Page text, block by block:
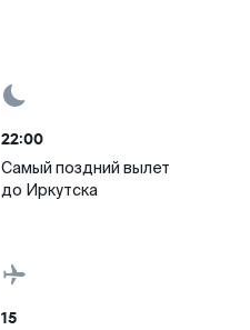
22:00
Самый поздний вылет
до Иркутска
15